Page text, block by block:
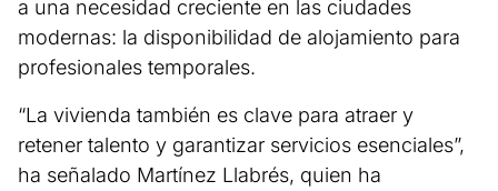
a una necesidad creciente en las ciudades
modernas: la disponibilidad de alojamiento para
profesionales temporales.
“La vivienda también es clave para atraer y
retener talento y garantizar servicios esenciales”,
ha señalado Martínez Llabrés, quien ha